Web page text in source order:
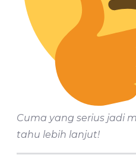
Cuma yang serius jadi
tahu lebih lanjut!